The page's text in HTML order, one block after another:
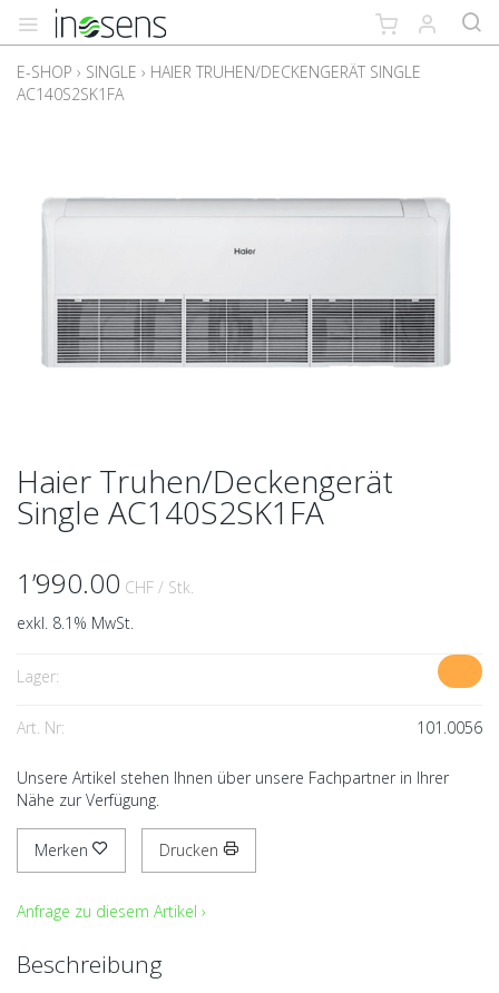
E-SHOP › SINGLE › HAIER TRUHEN/DECKENGERÄT SINGLE
AC140S2SK1FA
Haier Truhen/Deckengerät
Single AC140S2SK1FA
1’990.00 CHF / Stk.
exkl. 8.1% MwSt.
Lager:
Art. Nr: 101.0056
Unsere Artikel stehen Ihnen über unsere Fachpartner in Ihrer
Nähe zur Verfügung.
Merken Drucken
Anfrage zu diesem Artikel ›
Beschreibung